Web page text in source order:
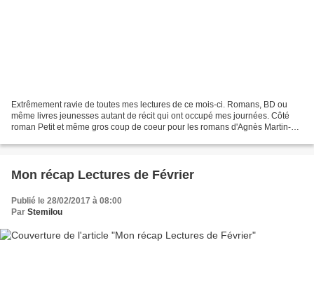
Extrêmement ravie de toutes mes lectures de ce mois-ci. Romans, BD ou
même livres jeunesses autant de récit qui ont occupé mes journées. Côté
roman Petit et même gros coup de coeur pour les romans d'Agnès Martin-
Mon récap Lectures de Février
Publié le 28/02/2017 à 08:00
Par Stemilou